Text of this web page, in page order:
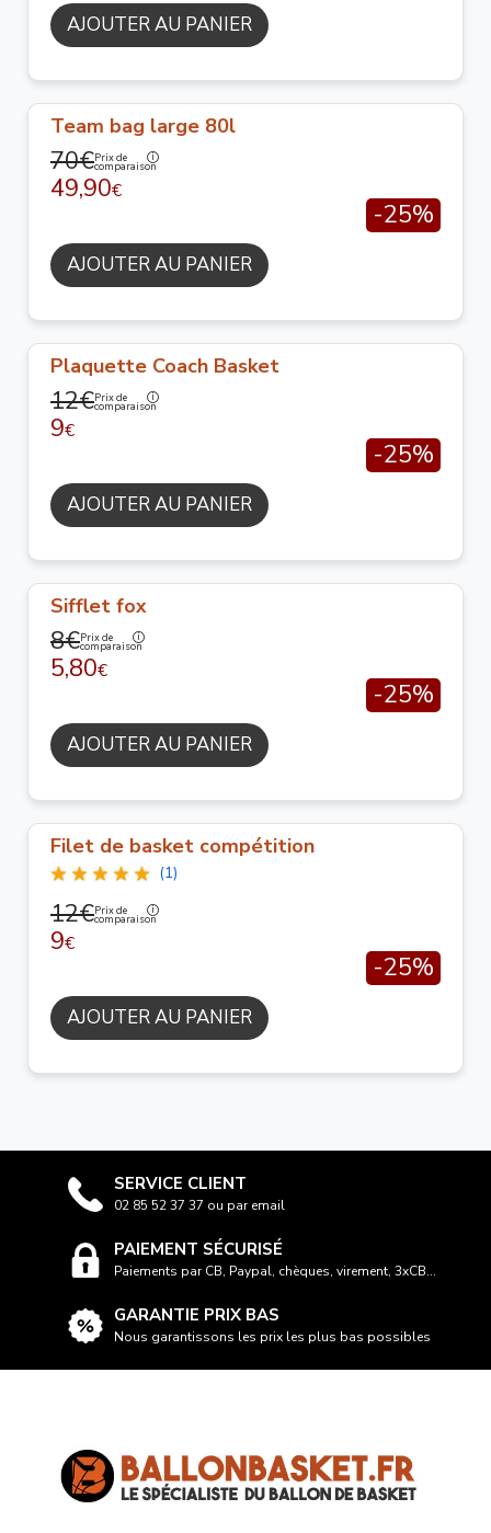
AJOUTER AU PANIER
Team bag large 80l
70€Prix de
comparaison
49,90€
-25%
AJOUTER AU PANIER
Plaquette Coach Basket
12€Prix de
comparaison
9€
-25%
AJOUTER AU PANIER
Sifflet fox
8€Prix de
comparaison
5,80€
-25%
AJOUTER AU PANIER
Filet de basket compétition
(1)
12€Prix de
comparaison
9€
-25%
AJOUTER AU PANIER
SERVICE CLIENT
02 85 52 37 37 ou par email
PAIEMENT SÉCURISÉ
Paiements par CB, Paypal, chèques, virement, 3xCB...
GARANTIE PRIX BAS
Nous garantissons les prix les plus bas possibles